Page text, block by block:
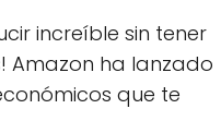
increíble sin tener
Amazon ha lanzado
que te